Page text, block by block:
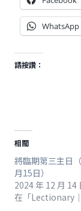
WhatsApp
請按讚：
相關
將臨期第三主日
月15日）
2024 年 12 月 14
在「Lectionary